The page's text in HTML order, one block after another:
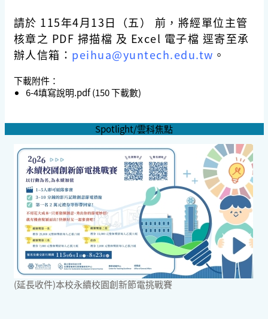
請於 115年4月13日（五） 前，將經單位主管
核章之 PDF 掃描檔 及 Excel 電子檔 逕寄至承
辦人信箱： peihua@yuntech.edu.tw 。
下載附件：
6-4填寫說明.pdf (150 下載數)
Spotlight/雲科焦點
(延長收件)本校永續校園創新節電挑戰賽